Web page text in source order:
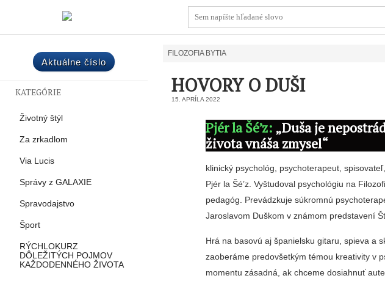
Aktuálne číslo
KATEGÓRIE
Životný štýl
Za zrkadlom
Via Lucis
Správy z GALAXIE
Spravodajstvo
Šport
RÝCHLOKURZ
DÔLEŽITÝCH POJMOV
KAŽDODENNÉHO ŽIVOTA
FILOZOFIA BYTIA
HOVORY O DUŠI
15. APRÍLA 2022
Pjér la Šé’z: „Duša je
života vnáša zmysel“
klinický psychológ, psychoterapeut,
Pjér la Šé’z. Vyštudoval psychológiu na
pedagóg. Prevádzkuje súkromnú
Jaroslavom Duškom v známom predstavení
Hrá na basovú aj španielsku gitaru, spieva a
zaoberáme predovšetkým témou kreativity v
momentu zásadná, ak chceme dosiahnuť